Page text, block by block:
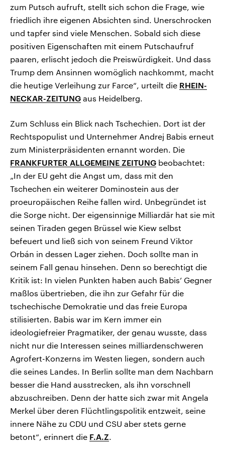
zum Putsch aufruft, stellt sich schon die Frage, wie
friedlich ihre eigenen Absichten sind. Unerschrocken
und tapfer sind viele Menschen. Sobald sich diese
positiven Eigenschaften mit einem Putschaufruf
paaren, erlischt jedoch die Preiswürdigkeit. Und dass
Trump dem Ansinnen womöglich nachkommt, macht
die heutige Verleihung zur Farce“, urteilt die RHEIN-
NECKAR-ZEITUNG aus Heidelberg.
Zum Schluss ein Blick nach Tschechien. Dort ist der
Rechtspopulist und Unternehmer Andrej Babis erneut
zum Ministerpräsidenten ernannt worden. Die
FRANKFURTER ALLGEMEINE ZEITUNG beobachtet:
„In der EU geht die Angst um, dass mit den
Tschechen ein weiterer Dominostein aus der
proeuropäischen Reihe fallen wird. Unbegründet ist
die Sorge nicht. Der eigensinnige Milliardär hat sie mit
seinen Tiraden gegen Brüssel wie Kiew selbst
befeuert und ließ sich von seinem Freund Viktor
Orbán in dessen Lager ziehen. Doch sollte man in
seinem Fall genau hinsehen. Denn so berechtigt die
Kritik ist: In vielen Punkten haben auch Babis’ Gegner
maßlos übertrieben, die ihn zur Gefahr für die
tschechische Demokratie und das freie Europa
stilisierten. Babis war im Kern immer ein
ideologiefreier Pragmatiker, der genau wusste, dass
nicht nur die Interessen seines milliardenschweren
Agrofert-Konzerns im Westen liegen, sondern auch
die seines Landes. In Berlin sollte man dem Nachbarn
besser die Hand ausstrecken, als ihn vorschnell
abzuschreiben. Denn der hatte sich zwar mit Angela
Merkel über deren Flüchtlingspolitik entzweit, seine
innere Nähe zu CDU und CSU aber stets gerne
betont“, erinnert die F.A.Z.